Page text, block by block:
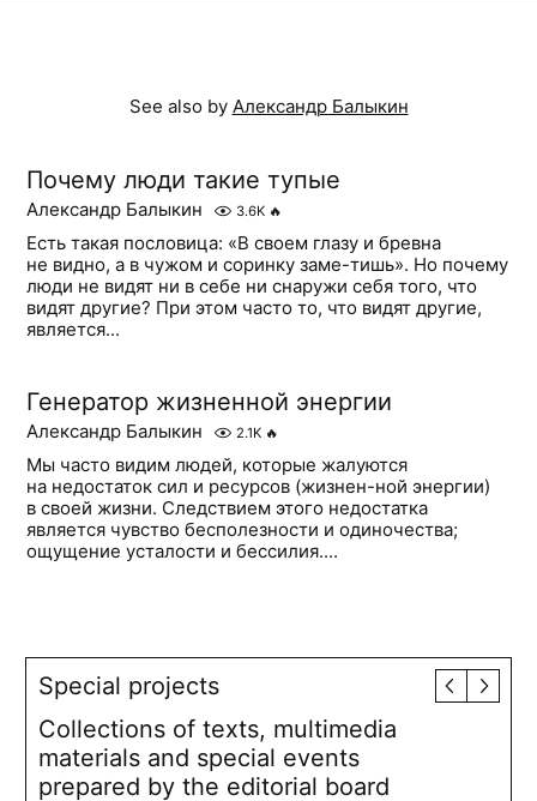
See also by Александр Балыкин
Почему люди такие тупые
Александр Балыкин 3.6K 🔥
Есть такая пословица: «В своем глазу и бревна
не видно, а в чужом и соринку заме-тишь». Но почему
люди не видят ни в себе ни снаружи себя того, что
видят другие? При этом часто то, что видят другие,
является...
Генератор жизненной энергии
Александр Балыкин 2.1K 🔥
Мы часто видим людей, которые жалуются
на недостаток сил и ресурсов (жизнен-ной энергии)
в своей жизни. Следствием этого недостатка
является чувство бесполезности и одиночества;
ощущение усталости и бессилия....
Special projects
Collections of texts, multimedia
materials and special events
prepared by the editorial board